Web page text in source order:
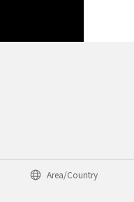
Area/Country